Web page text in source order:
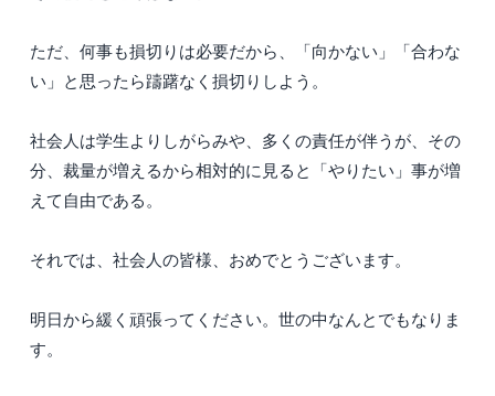
ただ、何事も損切りは必要だから、「向かない」「合わな
い」と思ったら躊躇なく損切りしよう。
社会人は学生よりしがらみや、多くの責任が伴うが、その
分、裁量が増えるから相対的に見ると「やりたい」事が増
えて自由である。
それでは、社会人の皆様、おめでとうございます。
明日から緩く頑張ってください。世の中なんとでもなりま
す。